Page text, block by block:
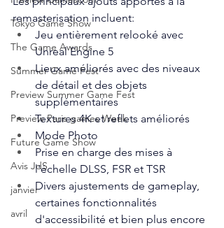
Tokyo Game Show
The Game Awards
Summer Game Fest
Preview Summer Game Fest
Preview Paris games Week
Future Game Show
Avis JdS
janvier
avril
remasterisation incluent:
Jeu entièrement relooké avec
Unreal Engine 5
Lieux améliorés avec des niveaux
de détail et des objets
supplémentaires
Textures 4K et reflets améliorés
Mode Photo
Prise en charge des mises à
l'échelle DLSS, FSR et TSR
Divers ajustements de gameplay,
certaines fonctionnalités
d'accessibilité et bien plus encore